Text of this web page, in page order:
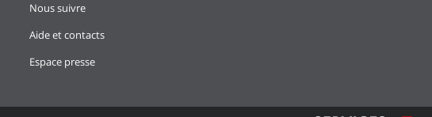
Nous suivre
Aide et contacts
Espace presse